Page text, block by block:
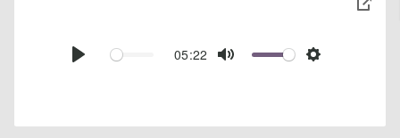
Play
05:22
Mute Settings
toggle